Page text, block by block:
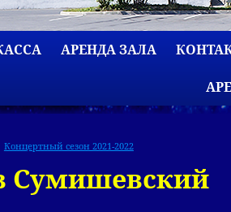
АРЕНДА ЗАЛА
Концертный сезон 2021-2022
Сумишевский